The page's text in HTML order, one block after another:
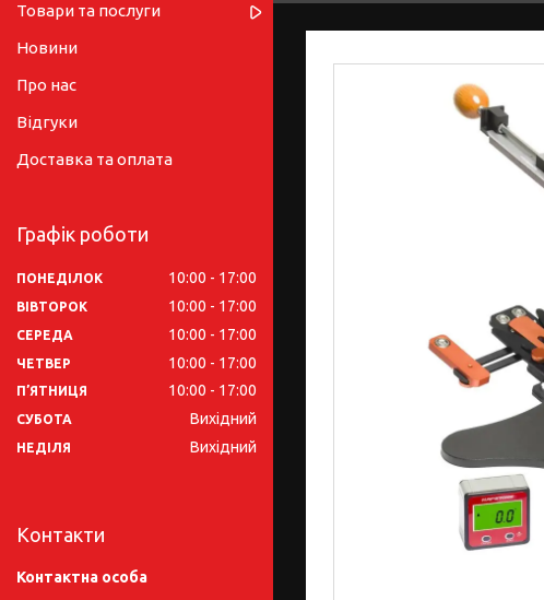
Товари та послуги
Новини
Про нас
Відгуки
Доставка та оплата
Графік роботи
ПОНЕДІЛОК 10:00 17:00
ВІВТОРОК 10:00 17:00
СЕРЕДА 10:00 17:00
ЧЕТВЕР 10:00 17:00
ПʼЯТНИЦЯ 10:00 17:00
СУБОТА Вихідний
НЕДІЛЯ Вихідний
Контакти